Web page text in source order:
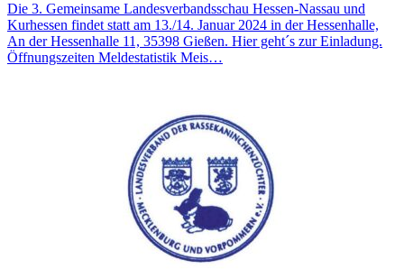
Die 3. Gemeinsame Landesverbandsschau Hessen-Nassau und
Kurhessen findet statt am 13./14. Januar 2024 in der Hessenhalle,
An der Hessenhalle 11, 35398 Gießen. Hier geht´s zur Einladung.
Öffnungszeiten Meldestatistik Meis…